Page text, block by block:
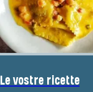
Le vostre ricette